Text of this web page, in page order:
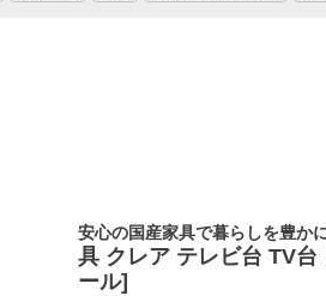
安心の国産家具で暮らしを豊か
具 クレア テレビ台 TV台
ール]